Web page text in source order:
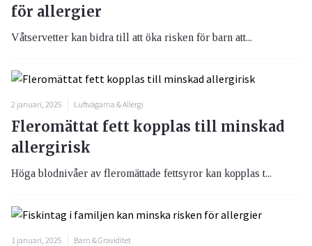
för allergier
Våtservetter kan bidra till att öka risken för barn att...
2 januari, 2025 Luftvägarna & Allergi
Fleromättat fett kopplas till minskad
allergirisk
Höga blodnivåer av fleromättade fettsyror kan kopplas t...
1 januari, 2025 Barn & Graviditet